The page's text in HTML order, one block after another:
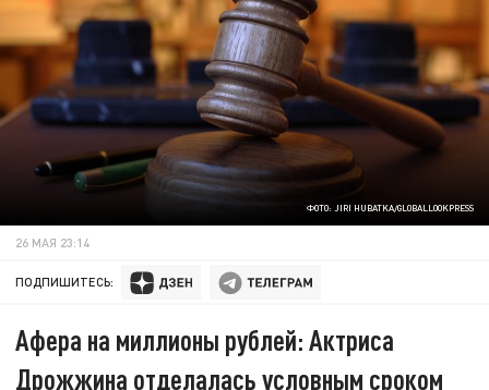
ФОТО: JIRI HUBATKA/GLOBALLOOKPRESS
26 МАЯ 23:14
ПОДПИШИТЕСЬ:
Афера на миллионы рублей: Актриса
Дрожжина отделалась условным сроком